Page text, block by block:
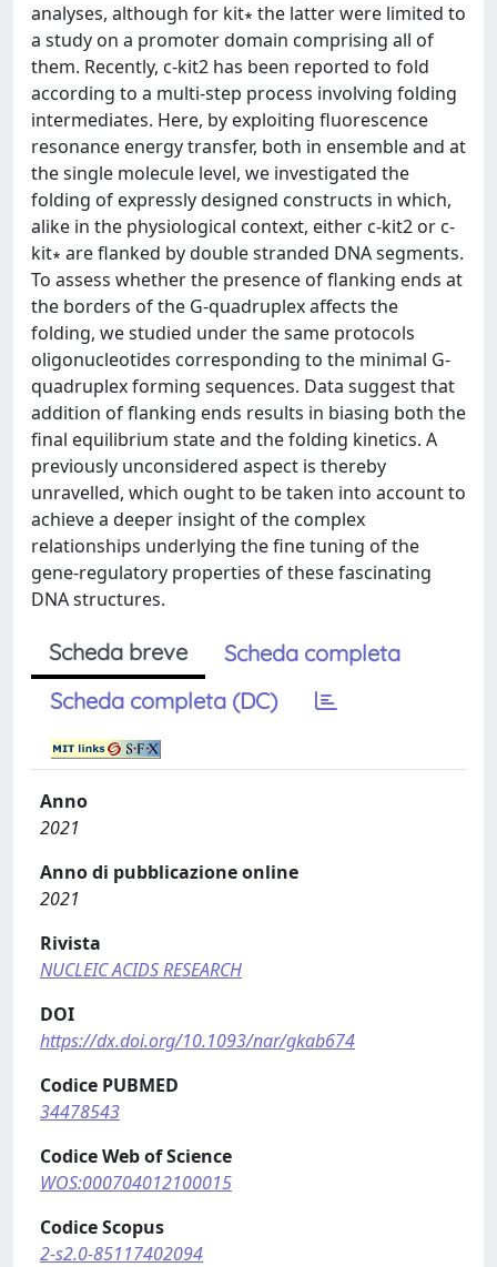
analyses, although for kit∗ the latter were limited to
a study on a promoter domain comprising all of
them. Recently, c-kit2 has been reported to fold
according to a multi-step process involving folding
intermediates. Here, by exploiting fluorescence
resonance energy transfer, both in ensemble and at
the single molecule level, we investigated the
folding of expressly designed constructs in which,
alike in the physiological context, either c-kit2 or c-
kit∗ are flanked by double stranded DNA segments.
To assess whether the presence of flanking ends at
the borders of the G-quadruplex affects the
folding, we studied under the same protocols
oligonucleotides corresponding to the minimal G-
quadruplex forming sequences. Data suggest that
addition of flanking ends results in biasing both the
final equilibrium state and the folding kinetics. A
previously unconsidered aspect is thereby
unravelled, which ought to be taken into account to
achieve a deeper insight of the complex
relationships underlying the fine tuning of the
gene-regulatory properties of these fascinating
DNA structures.
Scheda breve
Scheda completa
Scheda completa (DC)
Anno
2021
Anno di pubblicazione online
2021
Rivista
NUCLEIC ACIDS RESEARCH
DOI
https://dx.doi.org/10.1093/nar/gkab674
Codice PUBMED
34478543
Codice Web of Science
WOS:000704012100015
Codice Scopus
2-s2.0-85117402094